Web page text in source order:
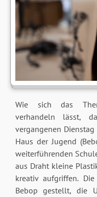
Wie sich das
verhandeln lässt,
vergangenen
Haus der Jugend
weiterführenden
aus Draht kleine
kreativ aufgriffen.
Bebop gestellt, die